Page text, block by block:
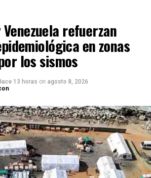
Venezuela refuerzan
en zonas
los sismos
13 horas on agosto 8, 2026